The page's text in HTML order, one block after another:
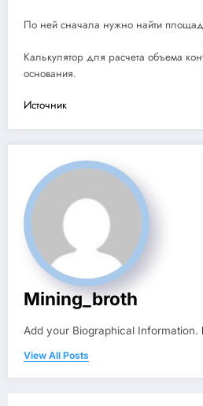
По ней сначала нужно найти
Калькулятор для расчета объема
основания.
Источник
Mining_broth
Add your Biographical Information.
View All Posts